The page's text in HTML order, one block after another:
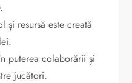
și resursă este creată
puterea colaborării și
jucători.